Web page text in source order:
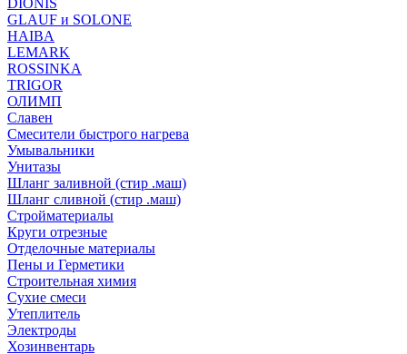
DIONIS
GLAUF и SOLONE
HAIBA
LEMARK
ROSSINKA
TRIGOR
ОЛИМП
Славен
Смесители быстрого нагрева
Умывальники
Унитазы
Шланг заливной (стир .маш)
Шланг сливной (стир .маш)
Стройматериалы
Круги отрезные
Отделочные материалы
Пены и Герметики
Строительная химия
Сухие смеси
Утеплитель
Электроды
Хозинвентарь